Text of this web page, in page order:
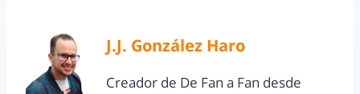
J.J. González Haro
Creador de De Fan a Fan desde